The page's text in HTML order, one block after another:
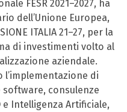
FESR 2021–2027, ha
dell’Unione Europea,
ITALIA 21–27, per la
di investimenti volto al
aziendale.
l’implementazione di
consulenze
e Intelligenza Artificiale,